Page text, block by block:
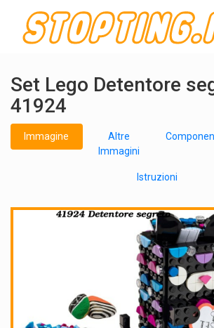
Set Lego Detentore
41924
Immagine
Altre
Immagini
Istruzioni